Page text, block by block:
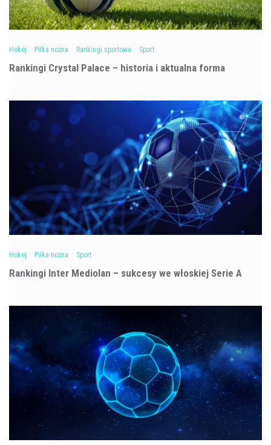
Hokej Piłka nożna Rankingi sportowe Sport
Rankingi Crystal Palace – historia i aktualna forma
Hokej Piłka nożna Sport
Rankingi Inter Mediolan – sukcesy we włoskiej Serie A